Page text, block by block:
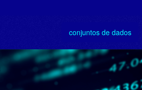
conjuntos de dados